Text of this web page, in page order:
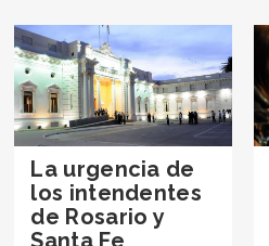
La urgencia de
los intendentes
de Rosario y